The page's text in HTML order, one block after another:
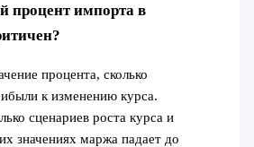
процент импорта в
процента, сколько
к изменению курса.
сценариев роста курса и
значениях маржа падает до